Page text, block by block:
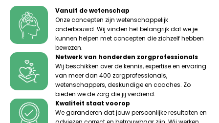
Vanuit de wetenschap
Onze concepten zijn wetenschappelijk
onderbouwd. Wij vinden het belangrijk dat we je
kunnen helpen met concepten die zichzelf hebben
bewezen.
Netwerk van honderden zorgprofessionals
Wij beschikken over de kennis, expertise en ervaring
van meer dan 400 zorgprofessionals,
wetenschappers, deskundige en coaches. Zo
bieden we de zorg die jij verdiend.
Kwaliteit staat voorop
We garanderen dat jouw persoonlijke resultaten en